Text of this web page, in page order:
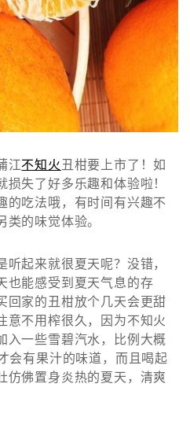
江不知火丑柑要上市了！如
失了好多乐趣和体验啦！
的吃法哦，有时间有兴趣不
的味觉体验。
起来就很夏天呢？没错，
也能感受到夏天气息的存
回家的丑柑放个几天会更甜
意不用榨很久，因为不知火
入一些雪碧汽水，比例大概
会有果汁的味道，而且喝起
仿佛置身炎热的夏天，清爽